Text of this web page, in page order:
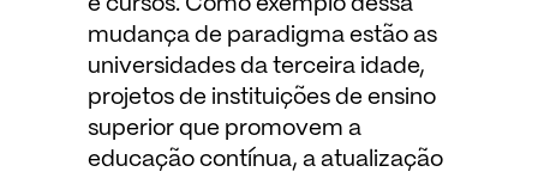
e cursos. Como exemplo dessa
mudança de paradigma estão as
universidades da terceira idade,
projetos de instituições de ensino
superior que promovem a
educação contínua, a atualização